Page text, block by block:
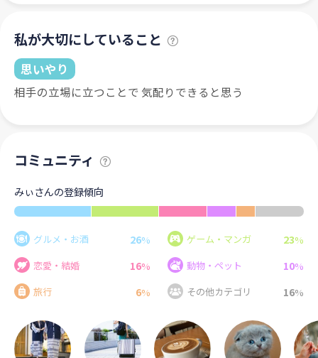
私が大切にしていること
思いやり
相手の立場に立つことで 気配りできると思う
コミュニティ
みぃさんの登録傾向
グルメ・お酒 26% ゲーム・マンガ 23%
恋愛・結婚
16% 動物・ペット 10%
旅行
6% その他カテゴリ 16%